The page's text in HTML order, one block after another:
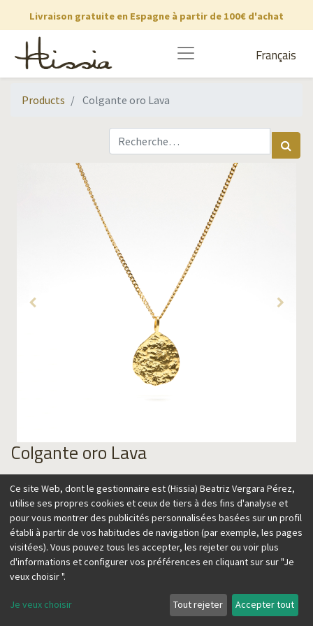
Livraison gratuite en Espagne à partir de 100€ d'achat
Français
Products Colgante oro Lava
Colgante oro Lava
95,00€
Ajouter au panier
Nuestra gargantilla se inspira en la textura de la lava,
Ce site Web, dont le gestionnaire est (Hissia) Beatriz Vergara Pérez,
utilise ses propres cookies et ceux de tiers à des fins d'analyse et
pour vous montrer des publicités personnalisées basées sur un profil
établi à partir de vos habitudes de navigation (par exemple, les pages
visitées). Vous pouvez tous les accepter, les rejeter ou voir plus
d'informations et configurer vos préférences en cliquant sur sur "Je
veux choisir ".
Je veux choisir Tout rejeter Accepter tout